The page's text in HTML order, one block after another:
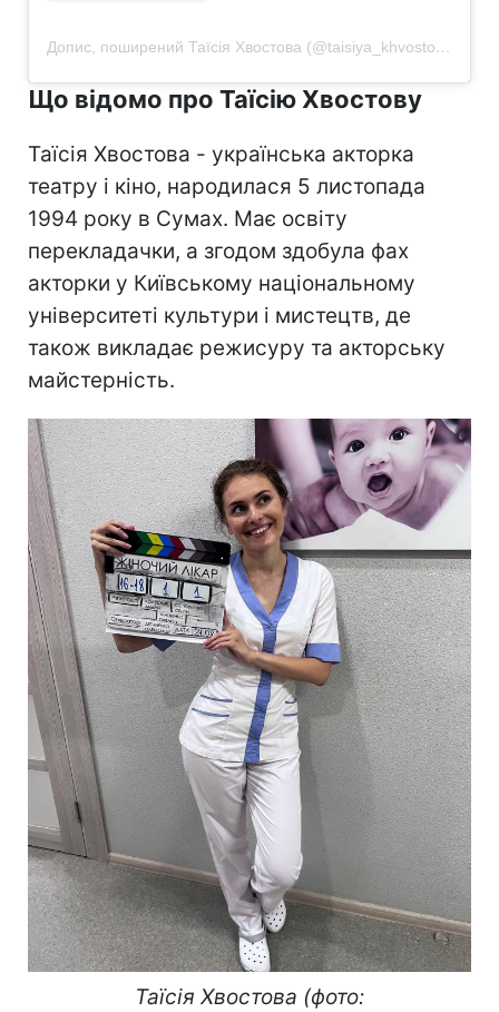
Допис, поширений Таїсія Хвостова (@taisiya_khvostova)
Що відомо про Таїсію Хвостову
Таїсія Хвостова - українська акторка
театру і кіно, народилася 5 листопада
1994 року в Сумах. Має освіту
перекладачки, а згодом здобула фах
акторки у Київському національному
університеті культури і мистецтв, де
також викладає режисуру та акторську
майстерність.
Таїсія Хвостова (фото: